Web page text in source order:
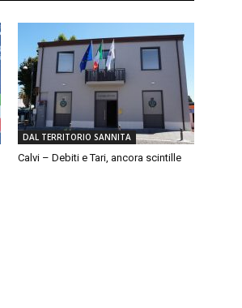
DAL TERRITORIO SANNITA
Calvi – Debiti e Tari, ancora scintille